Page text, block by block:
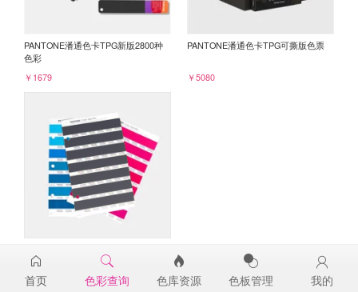
PANTONE潘通色卡TPG新版2800种
色彩
￥1679
PANTONE潘通色卡TPG可撕版色票
￥5080
19-3812TPG
￥98
首页 色彩查询 色库资源 色板管理 我的